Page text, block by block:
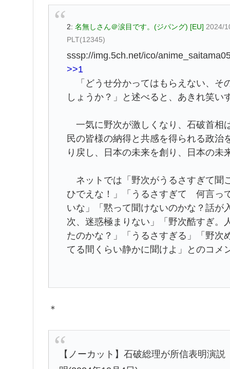
2: 名無しさん＠涙目です。(ジパング) [EU] 2024/
PLT(12345)
sssp://img.5ch.net/ico/
>>1
「どうせ分かってはもらえない、そ
しょうか？」と述べると、あきれ笑
一気に野次が激しくなり、石破首相
民の皆様の納得と共感を得られる政治
り戻し、日本の未来を創り、日本の
ネットでは「野次がうるさすぎて聞
ひでえな！」「うるさすぎて 何言っ
いな」「黙って聞けないのかな？話が
次、迷惑極まりない」「野次酷すぎ。
たのかな？」「うるさすぎる」「野次
てる間くらい静かに聞けよ」とのコメ
＊
【ノーカット】石破総理が所信表明演